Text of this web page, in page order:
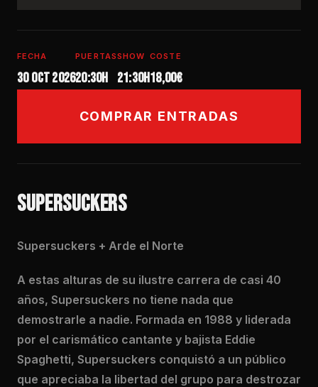
FECHA
30 oct 2026
PUERTAS
20:30H
SHOW
21:30h
COSTE
18,00€
COMPRAR ENTRADAS
SUPERSUCKERS
Supersuckers + Arde el Norte
A estas alturas de su ilustre carrera de casi 40
años, Supersuckers no tiene nada que
demostrarle a nadie. Formada en 1988 y liderada
por el carismático cantante y bajista Eddie
Spaghetti, Supersuckers conquistó a un público
que apreciaba la libertad del grupo para destrozar